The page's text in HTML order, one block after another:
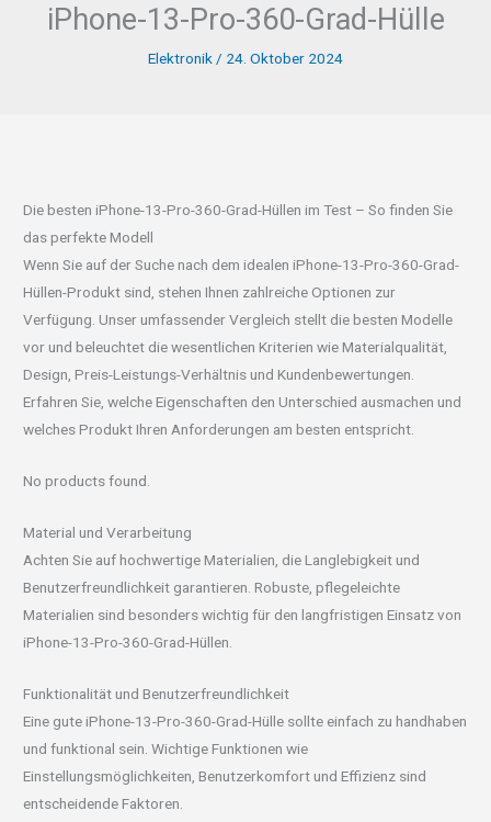
iPhone-13-Pro-360-Grad-Hülle
Elektronik / 24. Oktober 2024
Die besten iPhone-13-Pro-360-Grad-Hüllen im Test – So finden Sie
das perfekte Modell
Wenn Sie auf der Suche nach dem idealen iPhone-13-Pro-360-Grad-
Hüllen-Produkt sind, stehen Ihnen zahlreiche Optionen zur
Verfügung. Unser umfassender Vergleich stellt die besten Modelle
vor und beleuchtet die wesentlichen Kriterien wie Materialqualität,
Design, Preis-Leistungs-Verhältnis und Kundenbewertungen.
Erfahren Sie, welche Eigenschaften den Unterschied ausmachen und
welches Produkt Ihren Anforderungen am besten entspricht.
No products found.
Material und Verarbeitung
Achten Sie auf hochwertige Materialien, die Langlebigkeit und
Benutzerfreundlichkeit garantieren. Robuste, pflegeleichte
Materialien sind besonders wichtig für den langfristigen Einsatz von
iPhone-13-Pro-360-Grad-Hüllen.
Funktionalität und Benutzerfreundlichkeit
Eine gute iPhone-13-Pro-360-Grad-Hülle sollte einfach zu handhaben
und funktional sein. Wichtige Funktionen wie
Einstellungsmöglichkeiten, Benutzerkomfort und Effizienz sind
entscheidende Faktoren.